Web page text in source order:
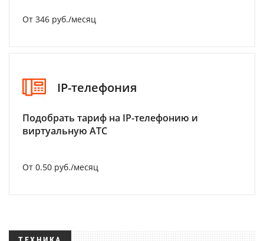
От 346 руб./месяц
IP-телефония
Подобрать тариф на IP-телефонию и
виртуальную АТС
От 0.50 руб./месяц